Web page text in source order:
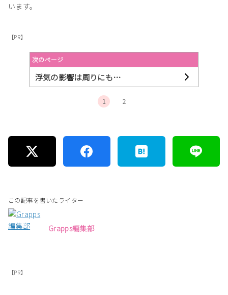
います。
【PR】
次のページ
浮気の影響は周りにも…
1 2
この記事を書いたライター
Grapps編集部
【PR】